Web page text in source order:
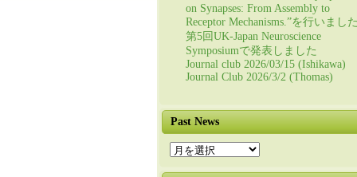
on Synapses: From Assembly to
Receptor Mechanisms.”を行いまし
第5回UK-Japan Neuroscience
Symposiumで発表しました
Journal club 2026/03/15 (Ishikawa)
Journal Club 2026/3/2 (Thomas)
Past News
Past
News